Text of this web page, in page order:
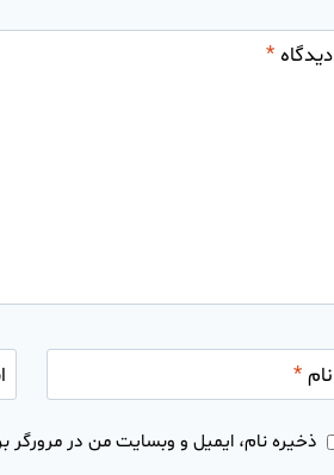
دیدگاه*
نام*
ذخیره نام، ایمیل و وبسایت من در مرورگر